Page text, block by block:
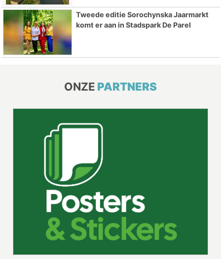
Tweede editie Sorochynska Jaarmarkt
komt er aan in Stadspark De Parel
ONZE PARTNERS